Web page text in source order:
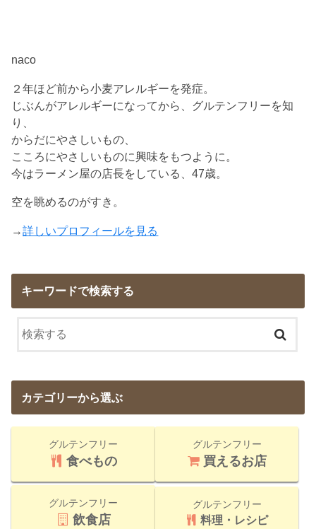
naco
２年ほど前から小麦アレルギーを発症。
じぶんがアレルギーになってから、グルテンフリーを知
り、
からだにやさしいもの、
こころにやさしいものに興味をもつように。
今はラーメン屋の店長をしている、47歳。
空を眺めるのがすき。
→詳しいプロフィールを見る
キーワードで検索する
カテゴリーから選ぶ
グルテンフリー
食べもの
グルテンフリー
買えるお店
グルテンフリー
飲食店
グルテンフリー
料理・レシピ